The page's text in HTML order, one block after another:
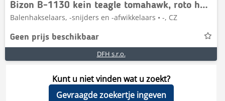
Bizon B-1130 kein teagle tomahawk, roto haybuster
Balenhakselaars, -snijders en -afwikkelaars • -, CZ
Geen prijs beschikbaar
DFH s.r.o.
Kunt u niet vinden wat u zoekt?
Gevraagde zoekertje ingeven